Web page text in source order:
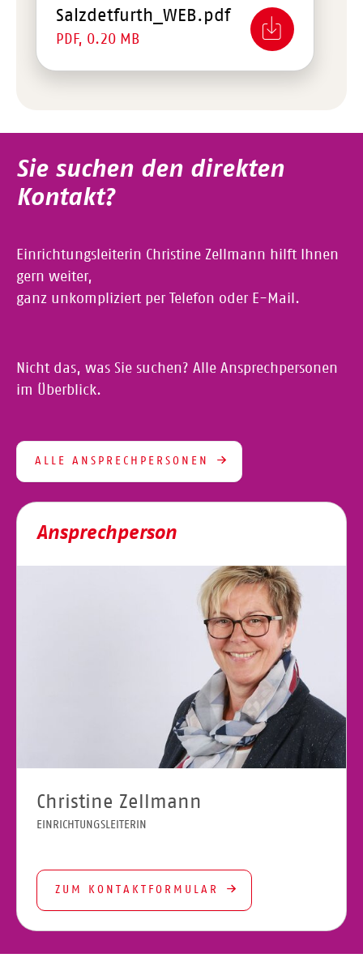
Salzdetfurth_WEB.pdf
PDF, 0.20 MB
Sie suchen den direkten
Kontakt?
Einrichtungsleiterin Christine Zellmann hilft Ihnen
gern weiter,
ganz unkompliziert per Telefon oder E-Mail.
Nicht das, was Sie suchen? Alle Ansprechpersonen
im Überblick.
ALLE ANSPRECHPERSONEN
Ansprechperson
Christine Zellmann
EINRICHTUNGSLEITERIN
ZUM KONTAKTFORMULAR